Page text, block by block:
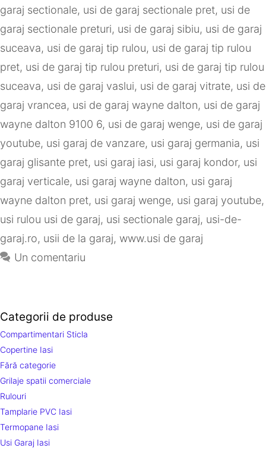
garaj sectionale, usi de garaj sectionale pret, usi de
garaj sectionale preturi, usi de garaj sibiu, usi de garaj
suceava, usi de garaj tip rulou, usi de garaj tip rulou
pret, usi de garaj tip rulou preturi, usi de garaj tip rulou
suceava, usi de garaj vaslui, usi de garaj vitrate, usi de
garaj vrancea, usi de garaj wayne dalton, usi de garaj
wayne dalton 9100 6, usi de garaj wenge, usi de garaj
youtube, usi garaj de vanzare, usi garaj germania, usi
garaj glisante pret, usi garaj iasi, usi garaj kondor, usi
garaj verticale, usi garaj wayne dalton, usi garaj
wayne dalton pret, usi garaj wenge, usi garaj youtube,
usi rulou usi de garaj, usi sectionale garaj, usi-de-
garaj.ro, usii de la garaj, www.usi de garaj
Un comentariu
Categorii de produse
Compartimentari Sticla
Copertine Iasi
Fără categorie
Grilaje spatii comerciale
Rulouri
Tamplarie PVC Iasi
Termopane Iasi
Usi Garaj Iasi